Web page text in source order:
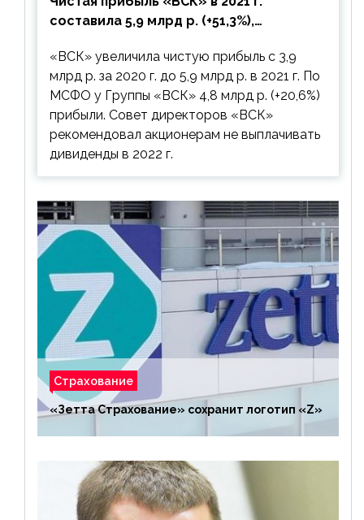
составила 5,9 млрд р. (+51,3%),
выплачивать
«ВСК» увеличила чистую прибыль с 3,9
млрд р. за 2020 г. до 5,9 млрд р. в 2021 г. По
МСФО у Группы «ВСК» 4,8 млрд р. (+20,6%)
прибыли. Совет директоров «ВСК»
рекомендовал акционерам не выплачивать
дивиденды в 2022 г.
Страхование
«Зетта Страхование» сохранит логотип «Z»